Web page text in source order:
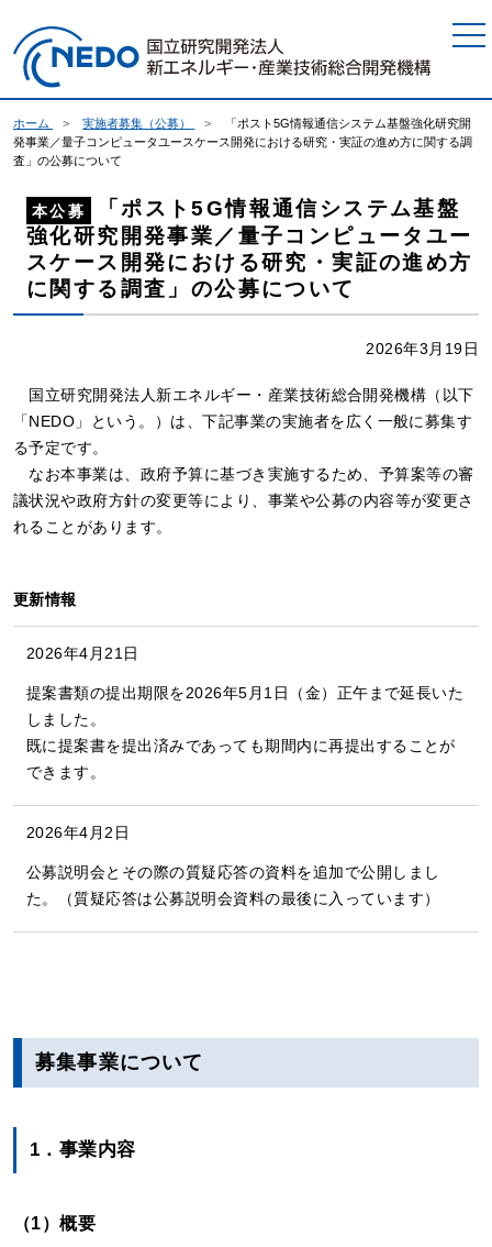
ホーム 実施者募集（公募）
「ポスト5G情報通信システム基盤強化研究開
発事業／量子コンピュータユースケース開発における研究・実証の進め方に関する調
査」の公募について
本公募
「ポスト5G情報通信システム基盤
強化研究開発事業／量子コンピュータユー
スケース開発における研究・実証の進め方
に関する調査」の公募について
2026年3月19日
国立研究開発法人新エネルギー・産業技術総合開発機構（以下
「NEDO」という。）は、下記事業の実施者を広く一般に募集す
る予定です。
なお本事業は、政府予算に基づき実施するため、予算案等の審
議状況や政府方針の変更等により、事業や公募の内容等が変更さ
れることがあります。
更新情報
2026年4月21日
提案書類の提出期限を2026年5月1日（金）正午まで延長いた
しました。
既に提案書を提出済みであっても期間内に再提出することが
できます。
2026年4月2日
公募説明会とその際の質疑応答の資料を追加で公開しまし
た。（質疑応答は公募説明会資料の最後に入っています）
募集事業について
1．事業内容
（1）概要